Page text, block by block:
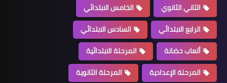
الثاني الثانوي
الخامس الابتدائي
الرابع الابتدائي
السادس الابتدائي
ألعاب حضانة
المرحلة الابتدائية
المرحلة الإعدادية
المرحلة الثانوية